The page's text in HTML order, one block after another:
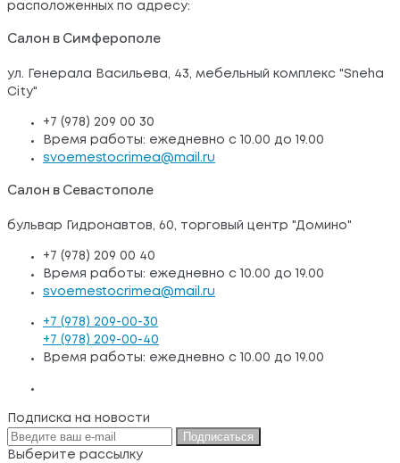
расположенных по адресу:
Салон в Симферополе
ул. Генерала Васильева, 43, мебельный комплекс "Sneha
City"
+7 (978) 209 00 30
Время работы: ежедневно с 10.00 до 19.00
svoemestocrimea@mail.ru
Салон в Севастополе
бульвар Гидронавтов, 60, торговый центр "Домино"
+7 (978) 209 00 40
Время работы: ежедневно с 10.00 до 19.00
svoemestocrimea@mail.ru
+7 (978) 209-00-30
+7 (978) 209-00-40
Время работы: ежедневно с 10.00 до 19.00
Подписка на новости
Подписаться
Выберите рассылку